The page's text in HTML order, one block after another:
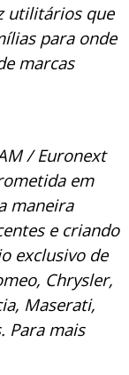
utilitários que
para onde
marcas
/ Euronext
em
maneira
e criando
exclusivo de
Chrysler,
Maserati,
Para mais